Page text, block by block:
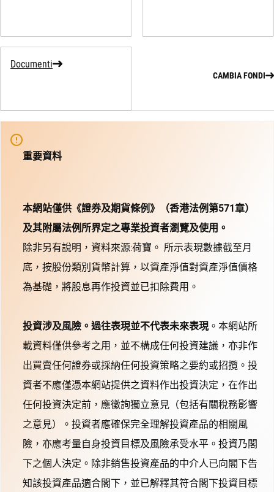
Documenti
CAMBIA FONDI
重要資料
本網站僅供《證券及期貨條例》（香港法例第571章）
及其附屬法例所界定之專業投資者瀏覽及使用。
除非另有說明，資料來源:荷寶。 所示表現數據截至月
底，按股份類別貨幣計算，以資產淨值對資產淨值價格
為基礎，將股息再作投資並已扣除費用。
投資涉及風險。過往表現並不代表未來表現。本網站所
載資料僅供參考之用，並不構成任何投資建議，亦非作
出買賣任何證券或採納任何投資策略之要約或招攬。投
資者不應僅憑本網站提供之資料作出投資決定，在作出
任何投資決定前，應徵詢獨立意見（包括有關稅務影響
之意見）。投資者應確保完全理解投資產品的相關風
險，亦應考量自身投資目標及風險承受水平。投資乃閣
下之個人決定。除非銷售投資產品的中介人已向閣下告
知該投資產品適合閣下，並已解釋其符合閣下投資目標